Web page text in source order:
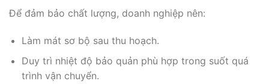
Để đảm bảo chất lượng, doanh nghiệp nên:
Làm mát sơ bộ sau thu hoạch.
Duy trì nhiệt độ bảo quản phù hợp trong suốt quá
trình vận chuyển.